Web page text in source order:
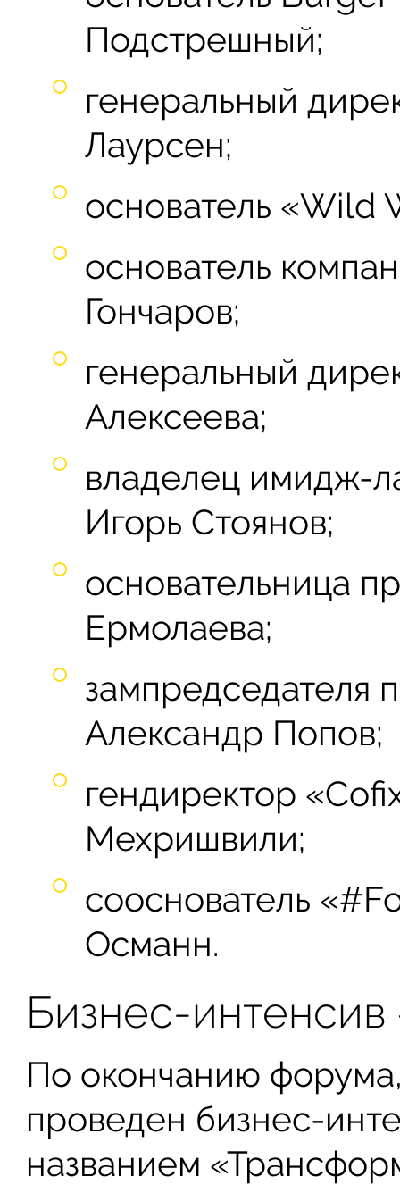
Подстрешный;
генеральный
Лаурсен;
основатель
основатель
Гончаров;
генеральный
Алексеева;
владелец имидж-
Игорь Стоянов;
основательница
Ермолаева;
зампредседателя
Александр Попов;
гендиректор
Мехришвили;
сооснователь
Османн.
Бизнес-
По окончанию
проведен бизнес-
названием